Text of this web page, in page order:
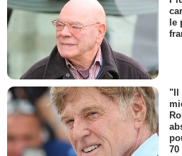
le
"Il
70